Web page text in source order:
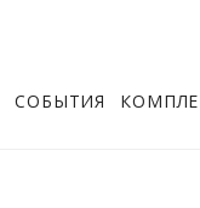
СОБЫТИЯ